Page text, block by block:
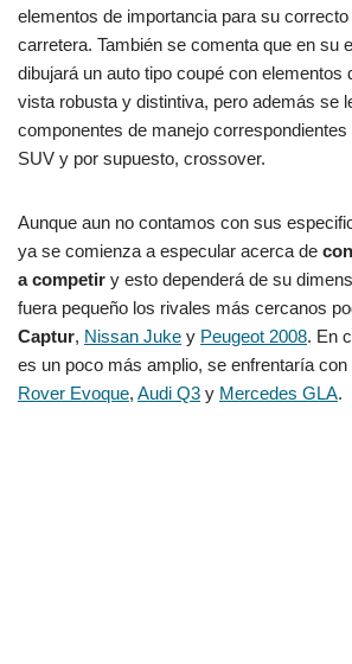
elementos de importancia para su
carretera. También se comenta que en su
dibujará un auto tipo coupé con elementos
vista robusta y distintiva, pero además se
componentes de manejo
SUV y por supuesto, crossover.
Aunque aun no contamos con sus
ya se comienza a especular acerca de
a competir y esto dependerá de su
fuera pequeño los rivales más cercanos
Captur, Nissan Juke y Peugeot 2008. En
es un poco más amplio, se enfrentaría
Rover Evoque, Audi Q3 y Mercedes GLA.